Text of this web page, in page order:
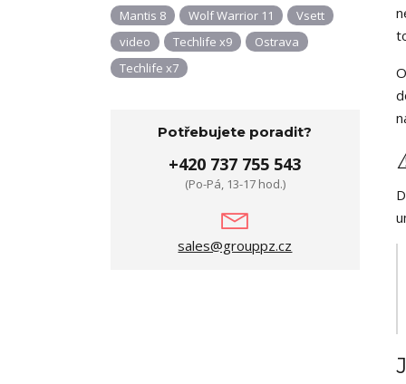
Mantis 8
Wolf Warrior 11
Vsett
video
Techlife x9
Ostrava
Techlife x7
Potřebujete poradit?
+420 737 755 543
(Po-Pá, 13-17 hod.)
sales@grouppz.cz